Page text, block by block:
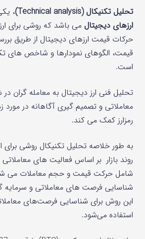
تحلیل تکنیکال (Technical analysis) ،
ارزهای دیجیتال می باشد که روشی برای
حرکات قیمت ارزهای دیجیتال از طریق
قیمت، الگوهای نمودارها و شاخص‌ های
است.
تحلیل فنی ارز دیجیتال به معامله گران
معاملاتی و تصمیم گیری آگاهانه در
رمزارز کمک می کند.
به طور خلاصه تحلیل تکنیکال روشی برای
روند بازار بر اساس فعالیت‌ های
شامل حرکت قیمت و حجم معاملات می‌
شناسایی فرصت های معاملاتی و سرمایه
این روش برای شناسایی فرصت‌های
استفاده می‌شود.